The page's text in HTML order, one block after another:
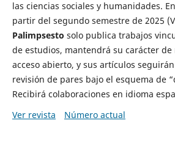
las ciencias sociales y humanidades.
partir del segundo semestre de 2025
Palimpsesto solo publica trabajos
de estudios, mantendrá su carácter
acceso abierto, y sus artículos
revisión de pares bajo el esquema de
Recibirá colaboraciones en idioma
Ver revista
Número actual